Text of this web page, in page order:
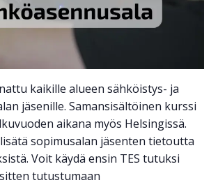
kaikille alueen sähköistys- ja
jäsenille. Samansisältöinen kurssi
aikana myös Helsingissä.
sopimusalan jäsenten tietoutta
Voit käydä ensin TES tutuksi
tutustumaan